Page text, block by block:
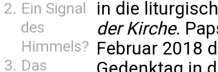
Ein Signal
des
Himmels?
Das
in die
der Kirche.
Februar 2018